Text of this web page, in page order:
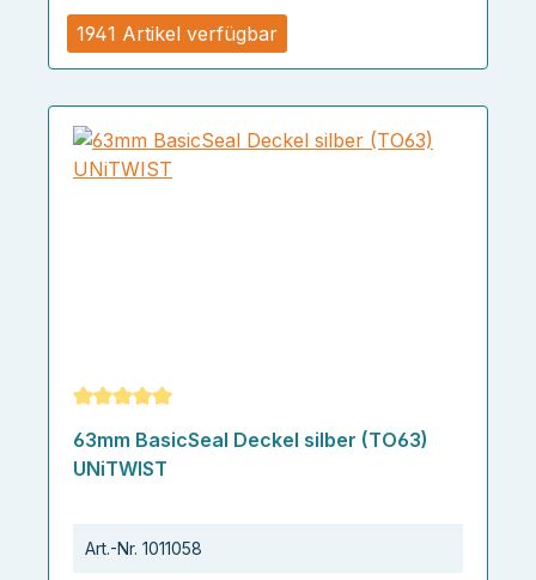
1941 Artikel verfügbar
Durchschnittliche Bewertung von 5 von 5 Sternen
63mm BasicSeal Deckel silber (TO63)
UNiTWIST
Art.-Nr. 1011058